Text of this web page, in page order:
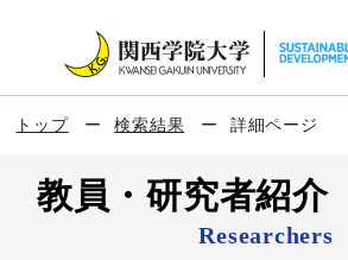
トップ 検索結果 詳細ページ
教員・研究者紹介
Researchers